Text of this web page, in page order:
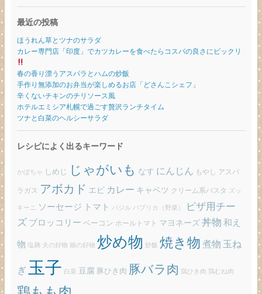
最近の投稿
ほうれん草とツナのサラダ
カレー専門店「印度」でカツカレーを食べたらコスパの良さにビックリ
春の香り漂うアスパラとハムの炒飯
手作り無添加のお弁当が楽しめるお店「どさんこシェフ」
辛くないチキンのチリソース風
ホテルエミシア札幌で過ごす贅沢ランチタイム
ツナと白菜のヘルシーサラダ
レシピによく出るキーワード
かぼちゃ しめじ じゃがいも なす にんじん もやし アスパ
ラガス アボカド エビ カレー キャベツ クリーム系パスタ ズッ
キーニ ソーセージ トマト バジル パプリカ（野菜）
ピザ用チー
ズ ブロッコリー ベーコン ホールトマト マヨネーズ丼物 和え
物 塩麹 夫の好物 娘の好物 炒め物 炒飯 焼き物煮物 玉ね
ぎ玉子 白菜 豆腐 豚ひき肉 豚バラ肉 鶏ひき肉 鶏むね肉